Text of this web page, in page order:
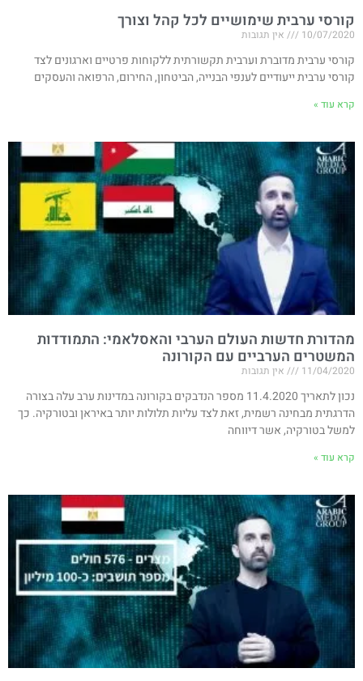
קורסי ערבית שימושיים לכל קהל וצורך
10/07/2020 אין תגובות
קורסי ערבית מדוברת וערבית תקשורתית ללקוחות פרטיים וארגונים לצד
קורסי ערבית ייעודיים לענפי הבנייה, הביטחון, החירום, הרפואה והעסקים
קרא עוד »
מהדורת חדשות העולם הערבי והאסלאמי: התמודדות
המשטרים הערביים עם הקורונה
11/04/2020 אין תגובות
נכון לתאריך 11.4.2020 מספר הנדבקים בקורונה במדינות ערב עלה בצורה
הדרגתית מבחינה רשמית, זאת לצד עליות תלולות יותר באיראן ובטורקיה. כך
למשל בטורקיה, אשר דיווחה
קרא עוד »